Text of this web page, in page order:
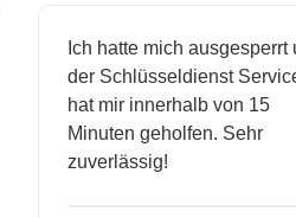
Ich hatte mich ausgesperrt und
der Schlüsseldienst Service
hat mir innerhalb von 15
Minuten geholfen. Sehr
zuverlässig!